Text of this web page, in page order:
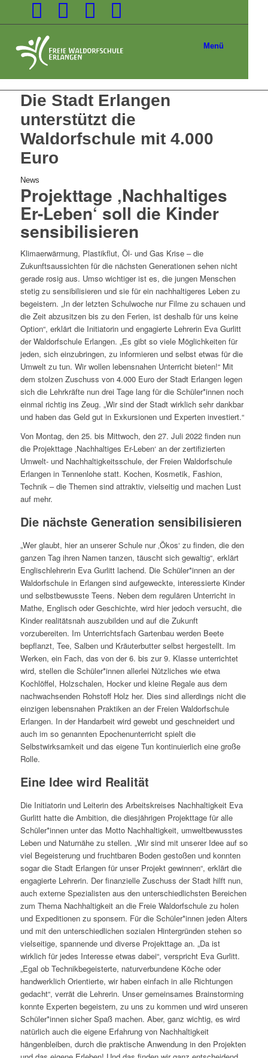
Menü
Die Stadt Erlangen
unterstützt die
Waldorfschule mit 4.000
Euro
News
Projekttage ‚Nachhaltiges
Er-Leben‘ soll die Kinder
sensibilisieren
Klimaerwärmung, Plastikflut, Öl- und Gas Krise – die
Zukunftsaussichten für die nächsten Generationen sehen nicht
gerade rosig aus. Umso wichtiger ist es, die jungen Menschen
stetig zu sensibilisieren und sie für ein nachhaltigeres Leben zu
begeistern. „In der letzten Schulwoche nur Filme zu schauen und
die Zeit abzusitzen bis zu den Ferien, ist deshalb für uns keine
Option“, erklärt die Initiatorin und engagierte Lehrerin Eva Gurlitt
der Waldorfschule Erlangen. „Es gibt so viele Möglichkeiten für
jeden, sich einzubringen, zu informieren und selbst etwas für die
Umwelt zu tun. Wir wollen lebensnahen Unterricht bieten!“ Mit
dem stolzen Zuschuss von 4.000 Euro der Stadt Erlangen legen
sich die Lehrkräfte nun drei Tage lang für die Schüler*innen noch
einmal richtig ins Zeug. „Wir sind der Stadt wirklich sehr dankbar
und haben das Geld gut in Exkursionen und Experten investiert.“
Von Montag, den 25. bis Mittwoch, den 27. Juli 2022 finden nun
die Projekttage ‚Nachhaltiges Er-Leben‘ an der zertifizierten
Umwelt- und Nachhaltigkeitsschule, der Freien Waldorfschule
Erlangen in Tennenlohe statt. Kochen, Kosmetik, Fashion,
Technik – die Themen sind attraktiv, vielseitig und machen Lust
auf mehr.
Die nächste Generation sensibilisieren
„Wer glaubt, hier an unserer Schule nur ‚Ökos‘ zu finden, die den
ganzen Tag ihren Namen tanzen, täuscht sich gewaltig“, erklärt
Englischlehrerin Eva Gurlitt lachend. Die Schüler*innen an der
Waldorfschule in Erlangen sind aufgeweckte, interessierte Kinder
und selbstbewusste Teens. Neben dem regulären Unterricht in
Mathe, Englisch oder Geschichte, wird hier jedoch versucht, die
Kinder realitätsnah auszubilden und auf die Zukunft
vorzubereiten. Im Unterrichtsfach Gartenbau werden Beete
bepflanzt, Tee, Salben und Kräuterbutter selbst hergestellt. Im
Werken, ein Fach, das von der 6. bis zur 9. Klasse unterrichtet
wird, stellen die Schüler*innen allerlei Nützliches wie etwa
Kochlöffel, Holzschalen, Hocker und kleine Regale aus dem
nachwachsenden Rohstoff Holz her. Dies sind allerdings nicht die
einzigen lebensnahen Praktiken an der Freien Waldorfschule
Erlangen. In der Handarbeit wird gewebt und geschneidert und
auch im so genannten Epochenunterricht spielt die
Selbstwirksamkeit und das eigene Tun kontinuierlich eine große
Rolle.
Eine Idee wird Realität
Die Initiatorin und Leiterin des Arbeitskreises Nachhaltigkeit Eva
Gurlitt hatte die Ambition, die diesjährigen Projekttage für alle
Schüler*innen unter das Motto Nachhaltigkeit, umweltbewusstes
Leben und Naturnähe zu stellen. „Wir sind mit unserer Idee auf so
viel Begeisterung und fruchtbaren Boden gestoßen und konnten
sogar die Stadt Erlangen für unser Projekt gewinnen“, erklärt die
engagierte Lehrerin. Der finanzielle Zuschuss der Stadt hilft nun,
auch externe Spezialisten aus den unterschiedlichsten Bereichen
zum Thema Nachhaltigkeit an die Freie Waldorfschule zu holen
und Expeditionen zu sponsern. Für die Schüler*innen jeden Alters
und mit den unterschiedlichen sozialen Hintergründen stehen so
vielseitige, spannende und diverse Projekttage an. „Da ist
wirklich für jedes Interesse etwas dabei“, verspricht Eva Gurlitt.
„Egal ob Technikbegeisterte, naturverbundene Köche oder
handwerklich Orientierte, wir haben einfach in alle Richtungen
gedacht“, verrät die Lehrerin. Unser gemeinsames Brainstorming
konnte Experten begeistern, zu uns zu kommen und wird unseren
Schüler*innen sicher Spaß machen. Aber, ganz wichtig, es wird
natürlich auch die eigene Erfahrung von Nachhaltigkeit
hängenbleiben, durch die praktische Anwendung in den Projekten